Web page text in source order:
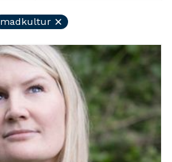
madkultur